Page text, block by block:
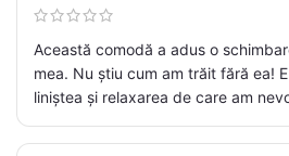
Această comodă a adus o
mea. Nu știu cum am trăit fără ea!
liniștea și relaxarea de care am